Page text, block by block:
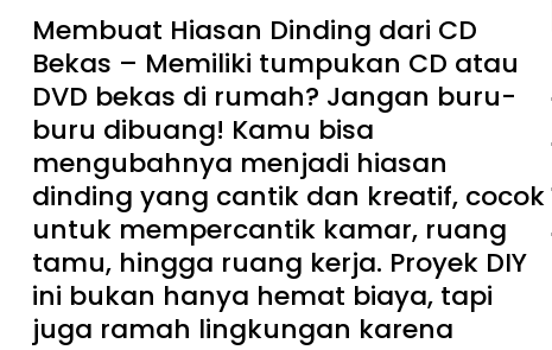
Membuat Hiasan Dinding dari CD
Bekas – Memiliki tumpukan CD atau
DVD bekas di rumah? Jangan buru-
buru dibuang! Kamu bisa
mengubahnya menjadi hiasan
dinding yang cantik dan kreatif, cocok
untuk mempercantik kamar, ruang
tamu, hingga ruang kerja. Proyek DIY
ini bukan hanya hemat biaya, tapi
juga ramah lingkungan karena